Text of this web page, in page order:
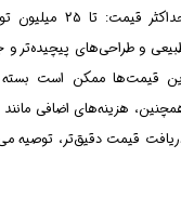
حداکثر
و طراحی‌های پیچیده‌تر و
قیمت‌ها ممکن است بسته
هزینه‌های اضافی
قیمت دقیق‌تر، توصیه